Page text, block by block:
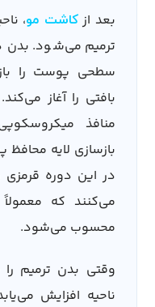
بعد ازکاشت مو،
ترمیم می‌شود. بدن
سطحی پوست را
بافتی را آغاز
منافذ
بازسازی لایه
در این دوره
می‌کنند که
محسوب می‌شود.
وقتی بدن ترمیم
ناحیه افزایش